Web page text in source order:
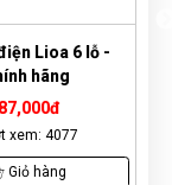
Ổ cắm điện Lioa 4
chính hãng
Lượt xem: 1951